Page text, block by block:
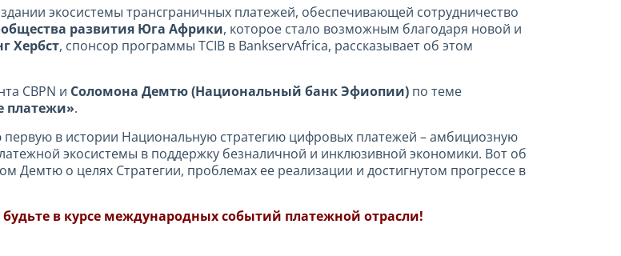
экосистемы трансграничных платежей, обеспечивающей сотрудничество
развития Юга Африки, которое стало возможным благодаря новой и
Хербст, спонсор программы TCIB в BankservAfrica, рассказывает об этом
CBPN и Соломона Демтю (Национальный банк Эфиопии) по теме
платежи».
в истории Национальную стратегию цифровых платежей – амбициозную
экосистемы в поддержку безналичной и инклюзивной экономики. Вот об
Демтю о целях Стратегии, проблемах ее реализации и достигнутом прогрессе в
в курсе международных событий платежной отрасли!